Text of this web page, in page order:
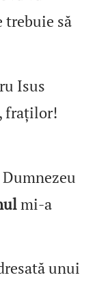
trebuie să
Isus
fraților!
mi‑a
unui